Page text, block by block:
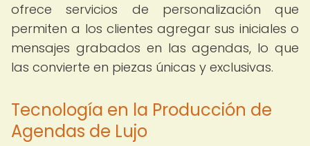
ofrece servicios de personalización que
permiten a los clientes agregar sus iniciales o
mensajes grabados en las agendas, lo que
las convierte en piezas únicas y exclusivas.
Tecnología en la Producción de
Agendas de Lujo